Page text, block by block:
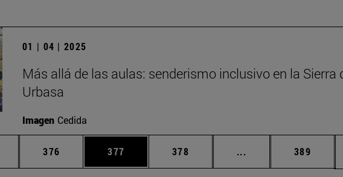
01 | 04 | 2025
Más allá de las aulas: senderismo inclusivo en la Sierra
Urbasa
Imagen Cedida
Páginas intermedias Use TAB para desplazarse.
Página
376 Página
377 Página
378 ... Páginas intermedias
Página
389